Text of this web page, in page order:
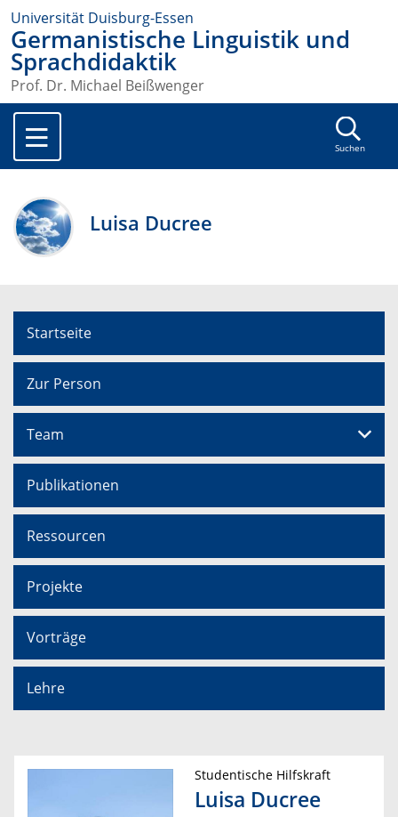
Universität Duisburg-Essen
Germanistische Linguistik und
Sprachdidaktik
Prof. Dr. Michael Beißwenger
Suchen
Luisa Ducree
Startseite
Zur Person
Team
Publikationen
Ressourcen
Projekte
Vorträge
Lehre
Studentische Hilfskraft
Luisa Ducree